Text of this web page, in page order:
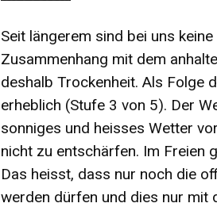
Seit längerem sind bei uns
Zusammenhang mit dem
deshalb Trockenheit. Als Folge
erheblich (Stufe 3 von 5). Der
sonniges und heisses Wetter
nicht zu entschärfen. Im Freien
Das heisst, dass nur noch die
werden dürfen und dies nur mit